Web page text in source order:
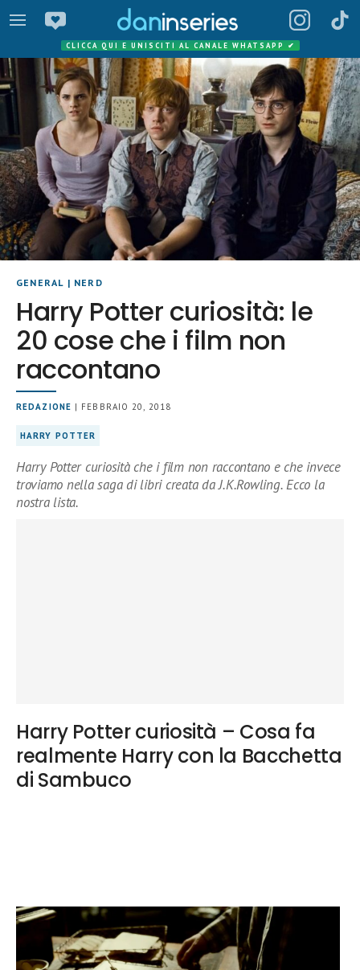
CLICCA QUI E UNISCITI AL CANALE WHATSAPP ✔
GENERAL | NERD
Harry Potter curiosità: le
20 cose che i film non
raccontano
REDAZIONE | FEBBRAIO 20, 2018
HARRY POTTER
Harry Potter curiosità che i film non raccontano e che invece
troviamo nella saga di libri creata da J.K.Rowling. Ecco la
nostra lista.
Harry Potter curiosità – Cosa fa
realmente Harry con la Bacchetta
di Sambuco